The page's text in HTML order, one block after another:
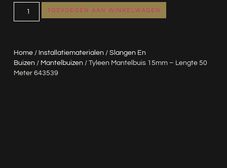
Home/ Installatiematerialen / Slangen En
Buizen / Mantelbuizen / Tyleen Mantelbuis 15mm – Lengte 50
Meter 643539
TOEVOEGEN AAN WINKELWAGEN